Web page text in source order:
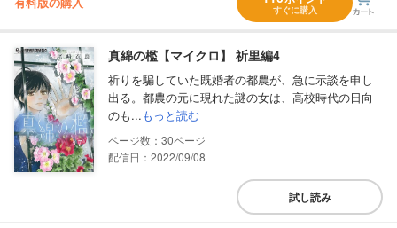
すぐに購入
真綿の檻【マイクロ】 祈里編4
祈りを騙していた既婚者の都農が、急に示談を申し
出る。都農の元に現れた謎の女は、高校時代の日向
のも...もっと読む
30
配信日：2022/09/08
試し読み